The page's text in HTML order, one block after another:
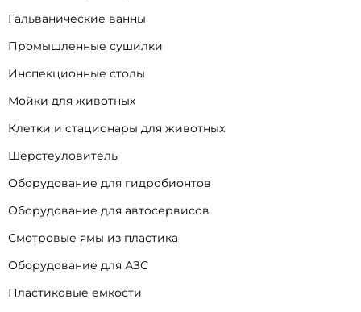
Гальванические ванны
Промышленные сушилки
Инспекционные столы
Мойки для животных
Клетки и стационары для животных
Шерстеуловитель
Оборудование для гидробионтов
Оборудование для автосервисов
Смотровые ямы из пластика
Оборудование для АЗС
Пластиковые емкости